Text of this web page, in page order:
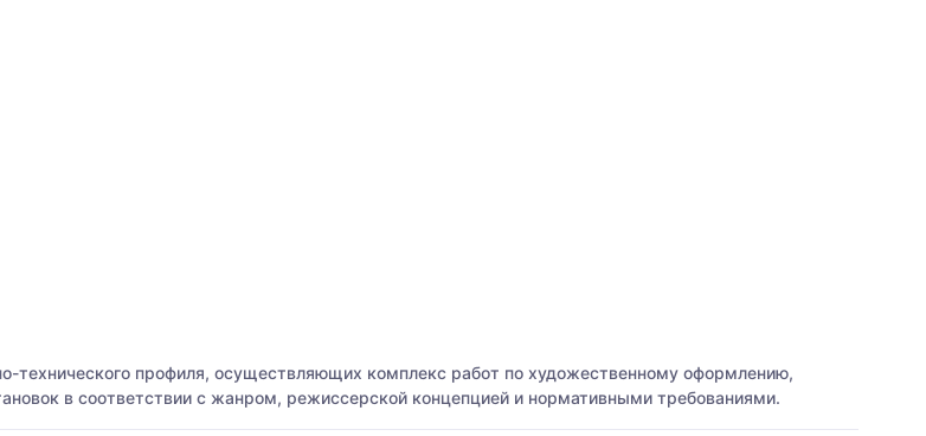
технического профиля, осуществляющих комплекс работ по художественному оформлению,
в соответствии с жанром, режиссерской концепцией и нормативными требованиями.